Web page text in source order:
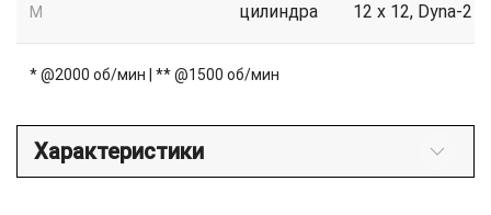
M
цилиндра
12 x 12, Dyna-2
* @2000 об/мин | ** @1500 об/мин
Характеристики